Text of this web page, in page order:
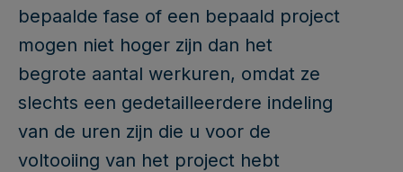
bepaalde fase of een bepaald project
mogen niet hoger zijn dan het
begrote aantal werkuren, omdat ze
slechts een gedetailleerdere indeling
van de uren zijn die u voor de
voltooiing van het project hebt